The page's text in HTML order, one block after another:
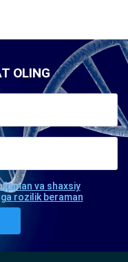
OLING
va shaxsiy
rozilik beraman